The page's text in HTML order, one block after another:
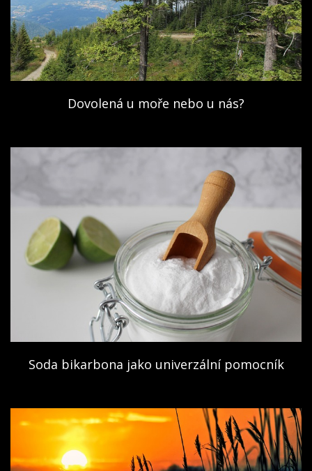
Dovolená u moře nebo u nás?
Soda bikarbona jako univerzální pomocník